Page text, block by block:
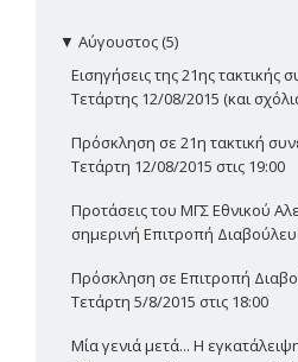
▼ Αύγουστος (5)
Εισηγήσεις της 21ης τακτικής
Τετάρτης 12/08/2015 (και
Πρόσκληση σε 21η τακτική
Τετάρτη 12/08/2015 στις 19:00
Προτάσεις του ΜΓΣ Εθνικού
σημερινή Επιτροπή
Πρόσκληση σε Επιτροπή
Τετάρτη 5/8/2015 στις 18:00
Μία γενιά μετά... Η